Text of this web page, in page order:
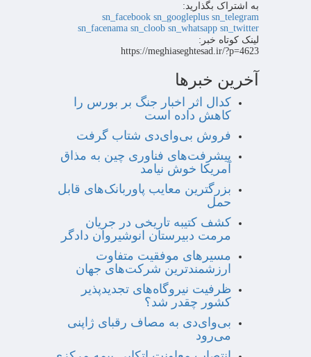
به اشتراک بگذارید:
sn_facebook sn_googleplus sn_telegram
sn_facenama sn_cloob sn_whatsapp sn_twitter
لینک کوتاه خبر:
https://meghiaseghtesad.ir/?p=4623
آخرین خبرها
کدال اثر اخبار جنگ بر بورس را
کاهش داده است
فروش بی‌وای‌دی شتاب گرفت
پیشرفت‌های فناوری چین به مذاق
آمریکا خوش نیامد
بزرگترین معایب پاوربانک‌های قابل
حمل
کشف کتیبه تاریخی در جریان
مرمت دبیرستان انوشیروان دادگر
مسیرهای موفقیت متفاوت
ارزشمندترین شرکت‌های جهان
ظرفیت نیروگاه‌های تجدیدپذیر
کشور چقدر شد؟
بی‌وای‌دی به مصاف رقبای ژاپنی
می‌رود